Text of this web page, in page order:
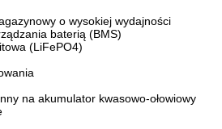
o wysokiej wydajności
baterią (BMS)
(LiFePO4)
na akumulator kwasowo-ołowiowy